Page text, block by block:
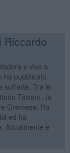
Riccardo
e vive a
ha pubblicato
Tra le
Taviani , la
Gremese. Ha
ed ha
Attualmente è